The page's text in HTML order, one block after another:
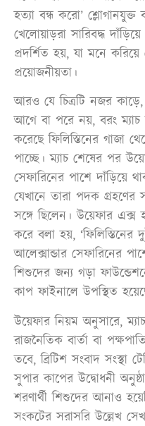
হত্যা বন্ধ করো’
খেলোয়াড়রা সারিবদ্ধ
প্রদর্শিত হয়, যা মনে করিয়ে
প্রয়োজনীয়তা।
আরও যে চিত্রটি নজর
আগে বা পরে নয়, বরং ম্যাচ
করেছে ফিলিস্তিনের গাজা
পাচ্ছে। ম্যাচ শেষের পর
সেফারিনের পাশে দাঁড়িয়ে
যেখানে তারা পদক
সঙ্গে ছিলেন। উয়েফার এক্স
করে বলা হয়, ‘ফিলিস্তিনের
আলেক্সান্ডার সেফারিনের
শিশুদের জন্য গড়া
কাপ ফাইনালে উপস্থিত
উয়েফার নিয়ম অনুসারে,
রাজনৈতিক বার্তা বা
তবে, ব্রিটিশ সংবাদ সংস্থা
সুপার কাপের উদ্বোধনী
শরণার্থী শিশুদের আনাও
সংকটের সরাসরি উল্লেখ